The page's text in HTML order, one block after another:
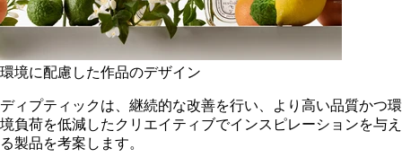
環境に配慮した作品のデザイン
ディプティックは、継続的な改善を行い、より高い品質かつ環
境負荷を低減した​クリエイティブでインスピレーションを与え
る製品を考案します。